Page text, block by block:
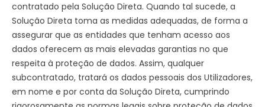
contratado pela Solução Direta. Quando tal sucede, a
Solução Direta toma as medidas adequadas, de forma a
assegurar que as entidades que tenham acesso aos
dados oferecem as mais elevadas garantias no que
respeita à proteção de dados. Assim, qualquer
subcontratado, tratará os dados pessoais dos Utilizadores,
em nome e por conta da Solução Direta, cumprindo